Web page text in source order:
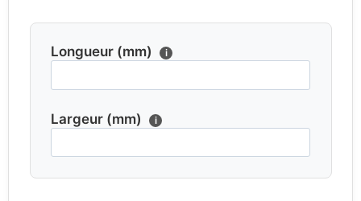
Longueur (mm) i
Largeur (mm) i